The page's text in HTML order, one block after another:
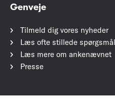
Genveje
Tilmeld dig vores nyheder
Læs ofte stillede
Læs mere om ankenævnet
Presse